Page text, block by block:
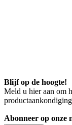
Blijf op de hoogte!
Meld u hier aan om
Abonneer op onze